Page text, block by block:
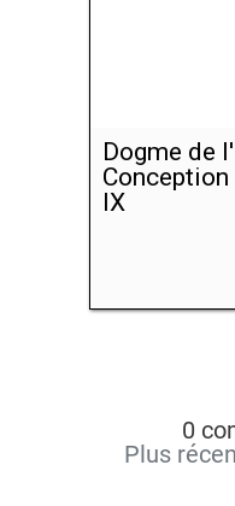
Dogme de
IX
0
Plus